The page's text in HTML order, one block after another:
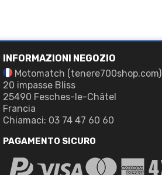
INFORMAZIONI NEGOZIO
Motomatch (tenere700shop.com)
20 impasse Bliss
25490 Fesches-le-Châtel
Francia
Chiamaci: 03 74 47 60 60
PAGAMENTO SICURO